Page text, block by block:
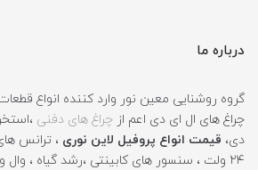
درباره ما
گروه روشنایی معین نور وارد کننده انواع
چراغ های ال ای دی اعم از چراغ های دفنی
دی، قیمت انواع پروفیل لاین نوری